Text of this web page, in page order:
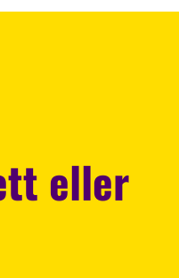
eller